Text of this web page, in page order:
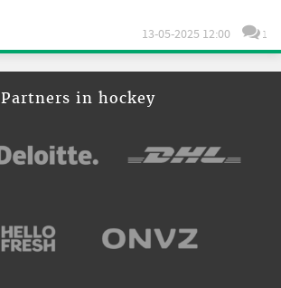
13-05-2025 12:00 1
Partners in hockey